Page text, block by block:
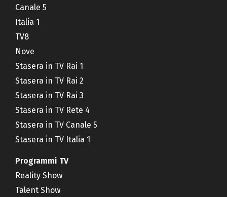
Canale 5
Italia 1
TV8
Nove
Stasera in TV Rai 1
Stasera in TV Rai 2
Stasera in TV Rai 3
Stasera in TV Rete 4
Stasera in TV Canale 5
Stasera in TV Italia 1
Programmi TV
Reality Show
Talent Show